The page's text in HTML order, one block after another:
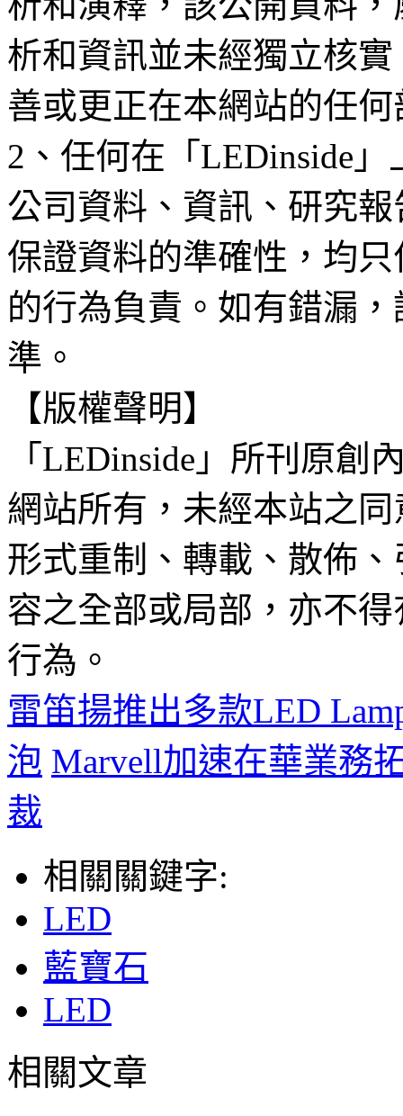
析和資訊並未經獨立核
善或更正在本網站的任
2、任何在「LEDinside
公司資料、資訊、研究
保證資料的準確性，均
的行為負責。如有錯漏
準。
【版權聲明】
「LEDinside」所刊原創
網站所有，未經本站之
形式重制、轉載、散佈
容之全部或局部，亦不
行為。
雷笛揚推出多款LED
泡 Marvell加速在華業務
裁
相關關鍵字:
LED
藍寶石
LED
相關文章